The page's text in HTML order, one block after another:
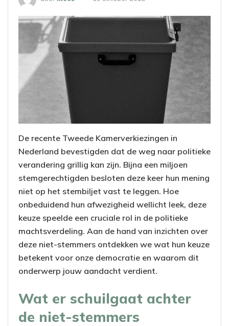
De recente Tweede Kamerverkiezingen in
Nederland bevestigden dat de weg naar politieke
verandering grillig kan zijn. Bijna een miljoen
stemgerechtigden besloten deze keer hun mening
niet op het stembiljet vast te leggen. Hoe
onbeduidend hun afwezigheid wellicht leek, deze
keuze speelde een cruciale rol in de politieke
machtsverdeling. Aan de hand van inzichten over
deze niet-stemmers ontdekken we wat hun keuze
betekent voor onze democratie en waarom dit
onderwerp jouw aandacht verdient.
Wat er schuilgaat achter
de niet-stemmers